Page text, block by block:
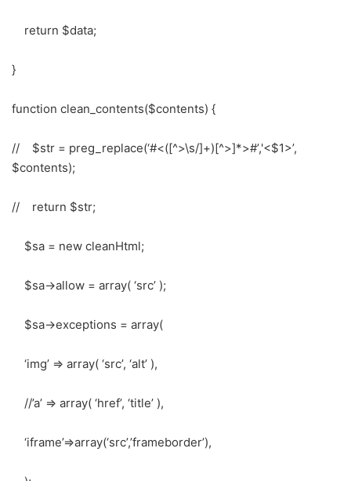
return $data;
}
function clean_contents($contents) {
// $str = preg_replace(‘#<([^>\s/]+)[^>]*>#’,'<$1>’,
$contents);
// return $str;
$sa = new cleanHtml;
$sa->allow = array( ‘src’ );
$sa->exceptions = array(
‘img’ => array( ‘src’, ‘alt’ ),
//’a’ => array( ‘href’, ‘title’ ),
‘iframe’=>array(‘src’,’frameborder’),